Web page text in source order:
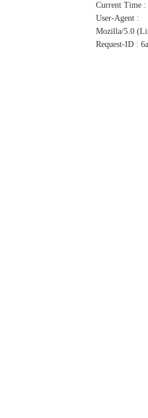
Current Time :
User-Agent :
Mozilla/5.0
Request-ID :